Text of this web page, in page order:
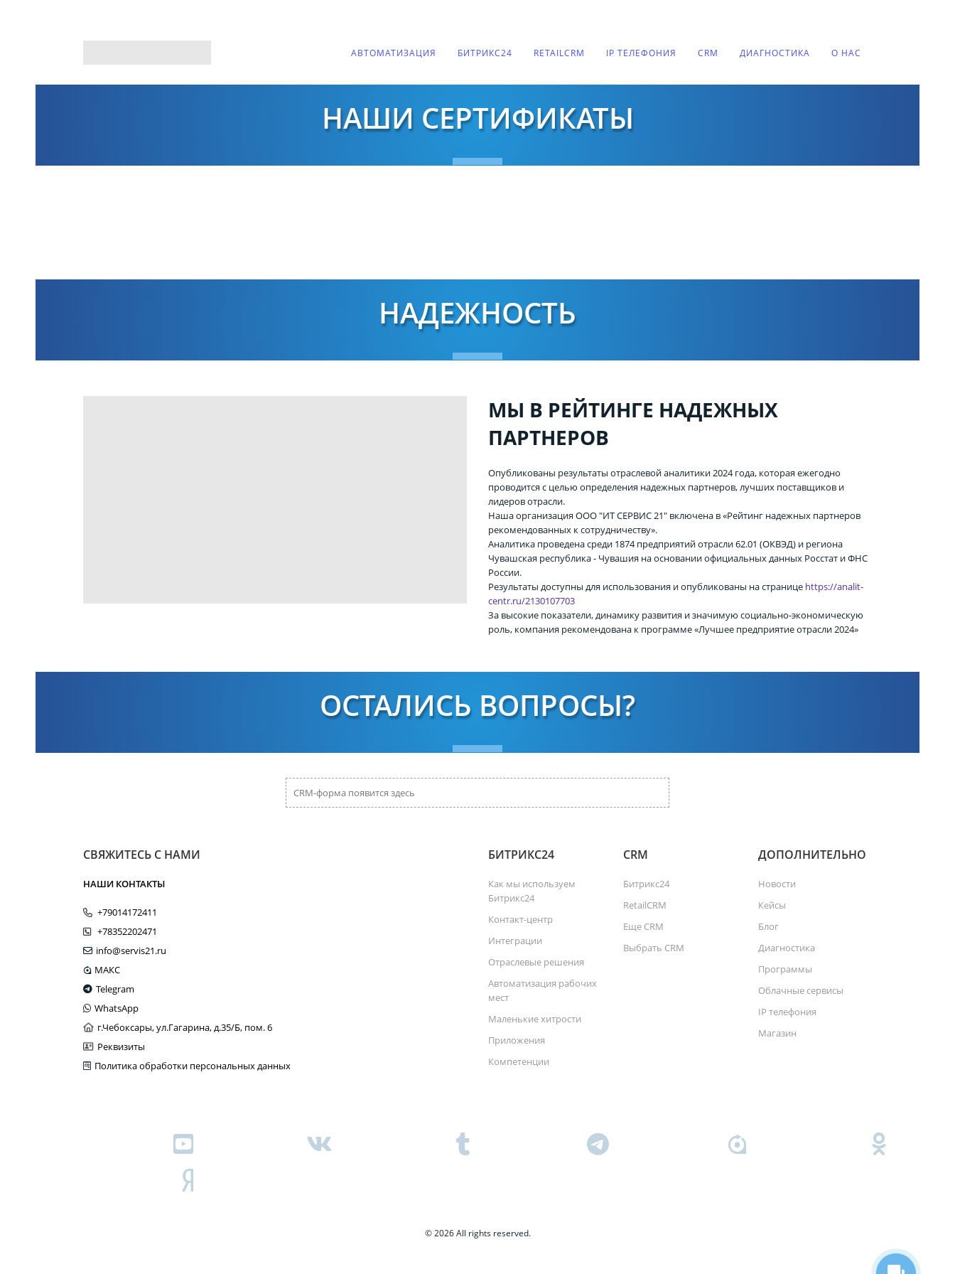
АВТОМАТИЗАЦИЯ БИТРИКС24 RETAILCRM IP ТЕЛЕФОНИЯ CRM ДИАГНОСТИКА О НАС
НАШИ СЕРТИФИКАТЫ
НАДЕЖНОСТЬ
МЫ В РЕЙТИНГЕ НАДЕЖНЫХ
ПАРТНЕРОВ
Опубликованы результаты отраслевой аналитики 2024 года, которая ежегодно
проводится с целью определения надежных партнеров, лучших поставщиков и
лидеров отрасли.
Наша организация ООО "ИТ СЕРВИС 21" включена в «Рейтинг надежных партнеров
рекомендованных к сотрудничеству».
Аналитика проведена среди 1874 предприятий отрасли 62.01 (ОКВЭД) и региона
Чувашская республика - Чувашия на основании официальных данных Росстат и ФНС
России.
Результаты доступны для использования и опубликованы на странице https://analit-
centr.ru/2130107703
За высокие показатели, динамику развития и значимую социально-экономическую
роль, компания рекомендована к программе «Лучшее предприятие отрасли 2024»
ОСТАЛИСЬ ВОПРОСЫ?
CRM-форма появится здесь
СВЯЖИТЕСЬ С НАМИ
НАШИ КОНТАКТЫ
+79014172411
+78352202471
info@servis21.ru
МАКС
Telegram
WhatsApp
г.Чебоксары, ул.Гагарина, д.35/Б, пом. 6
Реквизиты
Политика обработки персональных данных
БИТРИКС24
Как мы используем
Битрикс24
Контакт-центр
Интеграции
Отраслевые решения
Автоматизация рабочих
мест
Маленькие хитрости
Приложения
Компетенции
CRM
Битрикс24
RetailCRM
Еще CRM
Выбрать CRM
ДОПОЛНИТЕЛЬНО
Новости
Кейсы
Блог
Диагностика
Программы
Облачные сервисы
IP телефония
Магазин
© 2026 All rights reserved.